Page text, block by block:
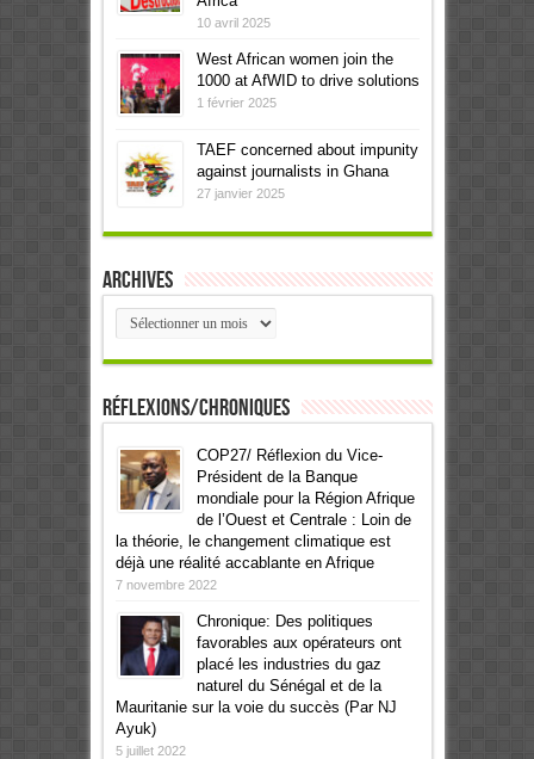
10 avril 2025
West African women join the
1000 at AfWID to drive solutions
1 février 2025
TAEF concerned about impunity
against journalists in Ghana
27 janvier 2025
Archives
Archives
Réflexions/Chroniques
COP27/ Réflexion du Vice-
Président de la Banque
mondiale pour la Région Afrique
de l’Ouest et Centrale : Loin de
la théorie, le changement climatique est
déjà une réalité accablante en Afrique
7 novembre 2022
Chronique: Des politiques
favorables aux opérateurs ont
placé les industries du gaz
naturel du Sénégal et de la
Mauritanie sur la voie du succès (Par NJ
Ayuk)
5 juillet 2022